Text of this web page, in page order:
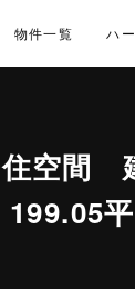
物件一覧 ハ
空間
平